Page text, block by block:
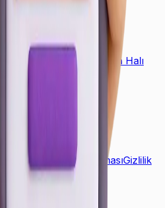
Halı Yıkama
Samsun Halı
Kişisel Verilerin KorunmasıGizlilik